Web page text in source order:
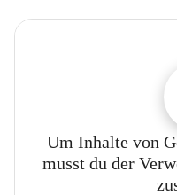
Um Inhalte von
musst du der